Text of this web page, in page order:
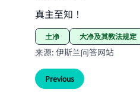
真主至知！
土净 大净及其教法规定
来源: 伊斯兰问答网站
Previous